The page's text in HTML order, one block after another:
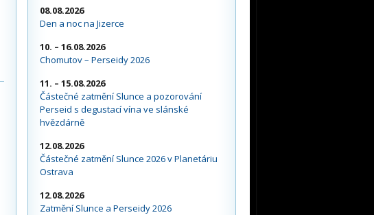
08.08.2026
Den a noc na Jizerce
10. – 16.08.2026
Chomutov – Perseidy 2026
11. – 15.08.2026
Částečné zatmění Slunce a pozorování
Perseid s degustací vína ve slánské
hvězdárně
12.08.2026
Částečné zatmění Slunce 2026 v Planetáriu
Ostrava
12.08.2026
Zatmění Slunce a Perseidy 2026